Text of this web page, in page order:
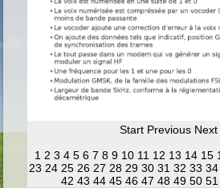
Start Previous Next
1 2 3 4 5 6 7 8 9 10 11 12 13 14 15
23 24 25 26 27 28 29 30 31 32 33 34
42 43 44 45 46 47 48 49 50 51